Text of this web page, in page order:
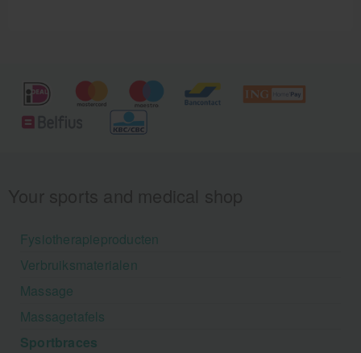
Fysiotherapieproducten
Verbruiksmaterialen
Massage
Massagetafels
Sportbraces